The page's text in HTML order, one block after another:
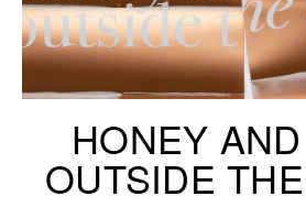
HONEY
OUTSIDE